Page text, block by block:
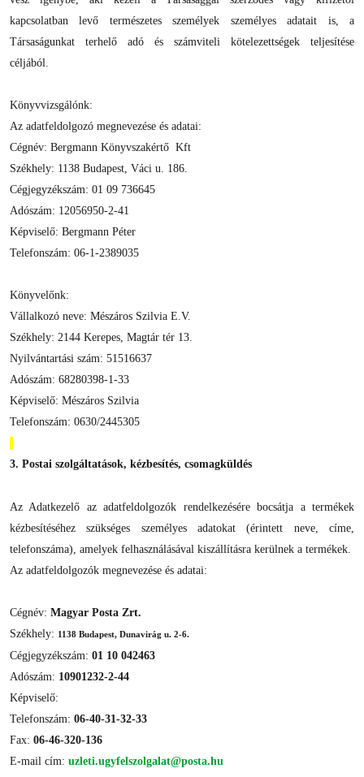
kapcsolatban levő természetes személyek személyes adatait is, a
Társaságunkat terhelő adó és számviteli kötelezettségek teljesítése
céljából.
Könyvvizsgálónk:
Az adatfeldolgozó megnevezése és adatai:
Cégnév: Bergmann Könyvszakértő Kft
Székhely: 1138 Budapest, Váci u. 186.
Cégjegyzékszám: 01 09 736645
Adószám: 12056950-2-41
Képviselő: Bergmann Péter
Telefonszám: 06-1-2389035
Könyvelőnk:
Vállalkozó neve: Mészáros Szilvia E.V.
Székhely: 2144 Kerepes, Magtár tér 13.
Nyilvántartási szám: 51516637
Adószám: 68280398-1-33
Képviselő: Mészáros Szilvia
Telefonszám: 0630/2445305
3. Postai szolgáltatások, kézbesítés, csomagküldés
Az Adatkezelő az adatfeldolgozók rendelkezésére bocsátja a termékek
kézbesítéséhez szükséges személyes adatokat (érintett neve, címe,
telefonszáma), amelyek felhasználásával kiszállításra kerülnek a termékek.
Az adatfeldolgozók megnevezése és adatai:
Cégnév: Magyar Posta Zrt.
Székhely: 1138 Budapest, Dunavirág u. 2-6.
Cégjegyzékszám: 01 10 042463
Adószám: 10901232-2-44
Képviselő:
Telefonszám: 06-40-31-32-33
Fax: 06-46-320-136
E-mail cím: uzleti.ugyfelszolgalat@posta.hu